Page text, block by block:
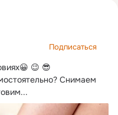
Подписаться
😉 😎
Снимаем